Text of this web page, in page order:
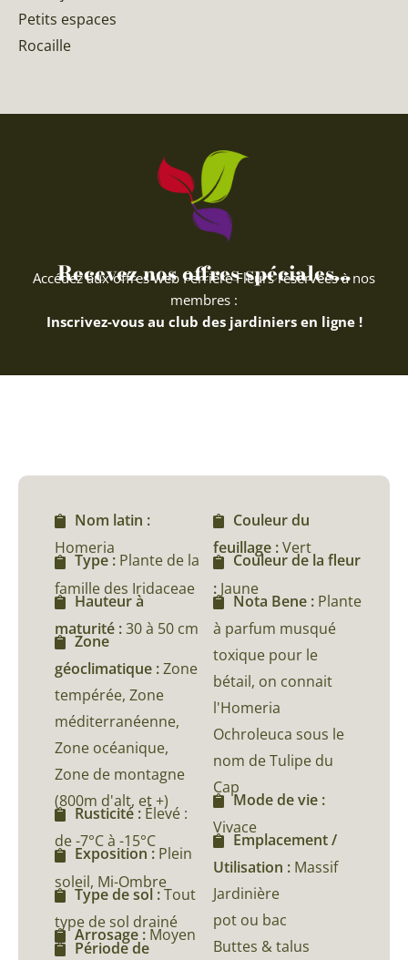
Petits espaces
Rocaille
Recevez nos offres spéciales...
Accédez aux offres web Ferriere Fleurs réservées à nos
membres :
Inscrivez-vous au club des jardiniers en ligne !
Nom latin :
Homeria
Type : Plante de la
famille des Iridaceae
Hauteur à
maturité :30 à 50 cm
Zone
géoclimatique :Zone
tempérée, Zone
méditerranéenne,
Zone océanique,
Zone de montagne
(800m d'alt, et +)
Rusticité : Élevé :
de -7°C à -15°C
Exposition : Plein
soleil, Mi-Ombre
Type de sol :Tout
type de sol drainé
Arrosage : Moyen
Période de
Couleur du
feuillage :Vert
Couleur de la fleur
: Jaune
Nota Bene : Plante
à parfum musqué
toxique pour le
bétail, on connait
l'Homeria
Ochroleuca sous le
nom de Tulipe du
Cap
Mode de vie :
Vivace
Emplacement /
Utilisation : Massif
Jardinière
pot ou bac
Buttes & talus